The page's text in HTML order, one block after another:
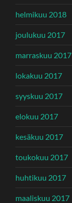
helmikuu 2018
joulukuu 2017
marraskuu 2017
lokakuu 2017
syyskuu 2017
elokuu 2017
kesäkuu 2017
toukokuu 2017
huhtikuu 2017
maaliskuu 2017